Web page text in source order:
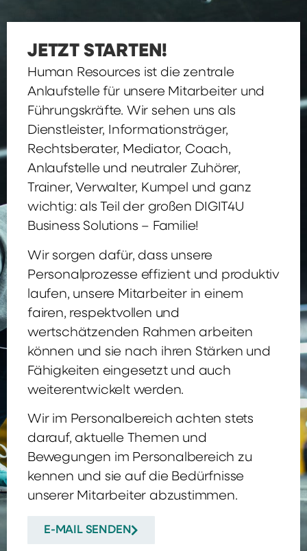
JETZT STARTEN!
Human Resources ist die zentrale
Anlaufstelle für unsere Mitarbeiter und
Führungskräfte. Wir sehen uns als
Dienstleister, Informationsträger,
Rechtsberater, Mediator, Coach,
Anlaufstelle und neutraler Zuhörer,
Trainer, Verwalter, Kumpel und ganz
wichtig: als Teil der großen DIGIT4U
Business Solutions – Familie!
Wir sorgen dafür, dass unsere
Personalprozesse effizient und produktiv
laufen, unsere Mitarbeiter in einem
fairen, respektvollen und
wertschätzenden Rahmen arbeiten
können und sie nach ihren Stärken und
Fähigkeiten eingesetzt und auch
weiterentwickelt werden.
Wir im Personalbereich achten stets
darauf, aktuelle Themen und
Bewegungen im Personalbereich zu
kennen und sie auf die Bedürfnisse
unserer Mitarbeiter abzustimmen.
E-MAIL SENDEN